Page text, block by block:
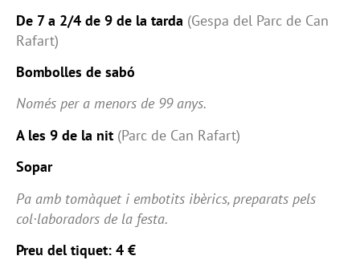
De 7 a 2/4 de 9 de la tarda (Gespa del Parc de Can
Rafart)
Bombolles de sabó
Només per a menors de 99 anys.
A les 9 de la nit (Parc de Can Rafart)
Sopar
Pa amb tomàquet i embotits ibèrics, preparats pels
col·laboradors de la festa.
Preu del tiquet: 4 €